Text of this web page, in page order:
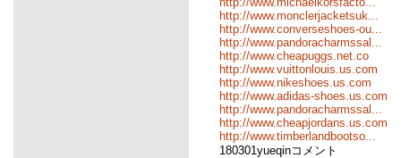
http://www.monclerjacketsuk...
http://www.converseshoes-ou...
http://www.pandoracharmssal...
http://www.cheapuggs.net.co
http://www.vuittonlouis.us.com
http://www.nikeshoes.us.com
http://www.adidas-shoes.us.com
http://www.pandoracharmssal...
http://www.cheapjordans.us.com
http://www.timberlandbootso...
180301yueqinコメント